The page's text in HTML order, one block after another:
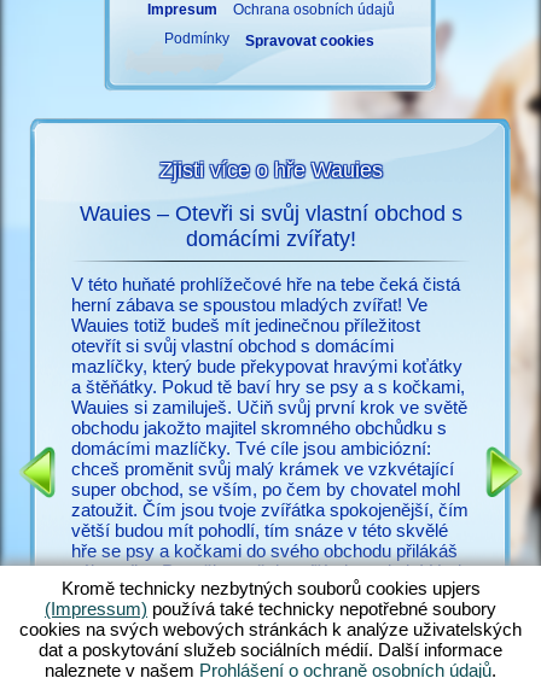
Impresum
Ochrana osobních údajů
Podmínky
Spravovat cookies
Zjisti více o hře Wauies
Wauies – Otevři si svůj vlastní obchod s
domácími zvířaty!
V této huňaté prohlížečové hře na tebe čeká čistá
herní zábava se spoustou mladých zvířat! Ve
Wauies totiž budeš mít jedinečnou příležitost
otevřít si svůj vlastní obchod s domácími
mazlíčky, který bude překypovat hravými koťátky
a štěňátky. Pokud tě baví hry se psy a s kočkami,
Wauies si zamiluješ. Učiň svůj první krok ve světě
obchodu jakožto majitel skromného obchůdku s
domácími mazlíčky. Tvé cíle jsou ambiciózní:
chceš proměnit svůj malý krámek ve vzkvétající
super obchod, se vším, po čem by chovatel mohl
zatoužit. Čím jsou tvoje zvířátka spokojenější, čím
větší budou mít pohodlí, tím snáze v této skvělé
hře se psy a kočkami do svého obchodu přilákáš
zákazníky. Panečku – těch zvířátek tu ale je! Hraj
si s hopsajícími štěňátek čivavy, zadováděj si s
neustále hladovými štěňaty labradora, učeš huňaté
koťátko perské kočky a nakrm rozkošná koťátka
ragdoll – jen rozdat pár jmen. Objev ohromující
směsici hry Wauies, která v sobě kombinuje prvky
s
zakus
Kromě technicky nezbytných souborů cookies upjers
(Impressum) používá také technicky nepotřebné soubory
cookies na svých webových stránkách k analýze uživatelských
dat a poskytování služeb sociálních médií. Další informace
naleznete v našem Prohlášení o ochraně osobních údajů.